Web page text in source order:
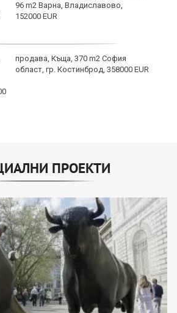
96 m2 Варна, Владиславово,
152000 EUR
продава, Къща, 370 m2 София
област, гр. Костинброд, 358000 EUR
ПРОЕКТИ